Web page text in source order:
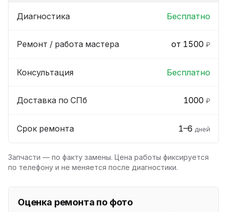
Диагностика Бесплатно
Ремонт / работа мастера от 1500 ₽
Консультация Бесплатно
Доставка по СПб 1000 ₽
Срок ремонта 1–6 дней
Запчасти — по факту замены. Цена работы фиксируется
по телефону и не меняется после диагностики.
Оценка ремонта по фото